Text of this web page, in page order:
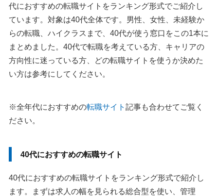
2：type転職エージェント
40代女性におすすめの転職サイト
1：リクルートエージェント
3：type女性の転職エージェント
40代未経験におすすめの転職サイト
2：マイナビミドルシニア
40代のハイクラスにおすすめの転職サイト
1：ビズリーチ
代におすすめの転職サイトをランキング形式でご紹介し
ています。対象は40代全体です。男性、女性、未経験か
らの転職、ハイクラスまで、40代が使う窓口をこの1本に
まとめました。40代で転職を考えている方、キャリアの
方向性に迷っている方、どの転職サイトを使うか決めた
い方は参考にしてください。
※全年代におすすめの転職サイト 記事も合わせてご覧く
ださい。
40代におすすめの転職サイト
40代におすすめの転職サイトをランキング形式で紹介し
ます。まずは求人の幅を見られる総合型を使い、管理